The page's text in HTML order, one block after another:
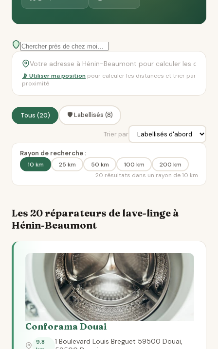
📡 Utiliser ma position pour calculer les distances et trier par
proximité
Tous (20) 🛡️ Labellisés (8)
Trier par
Rayon de recherche :
10 km 25 km 50 km 100 km
200 km
20 résultats dans un rayon de 10 km
Les 20 réparateurs de lave-linge à
Hénin-Beaumont
Conforama Douai
9.8
1 Boulevard Louis Breguet 59500 Douai,